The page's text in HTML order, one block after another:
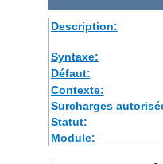
Description:
Syntaxe:
Défaut:
Contexte:
Surcharges
Statut:
Module: